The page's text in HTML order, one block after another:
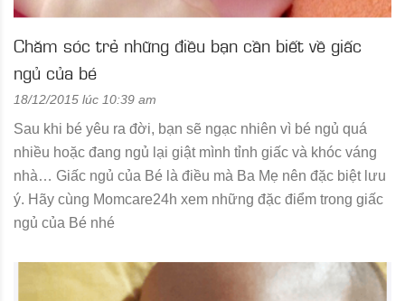
Chăm sóc trẻ những điều bạn cần biết về giấc
ngủ của bé
18/12/2015 lúc 10:39 am
Sau khi bé yêu ra đời, bạn sẽ ngạc nhiên vì bé ngủ quá
nhiều hoặc đang ngủ lại giật mình tỉnh giấc và khóc váng
nhà… Giấc ngủ của Bé là điều mà Ba Mẹ nên đặc biệt lưu
ý. Hãy cùng Momcare24h xem những đặc điểm trong giấc
ngủ của Bé nhé